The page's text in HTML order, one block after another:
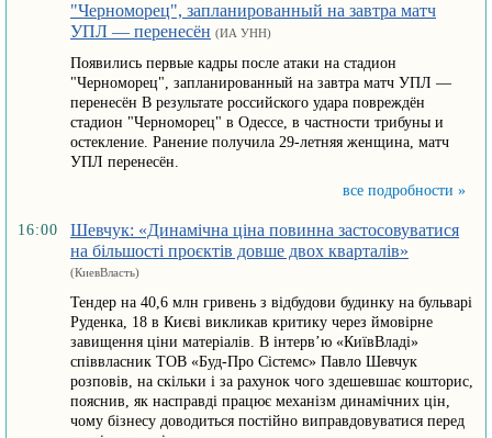
"Черноморец", запланированный на завтра матч
УПЛ — перенесён (ИА УНН)
Появились первые кадры после атаки на стадион
"Черноморец", запланированный на завтра матч УПЛ —
перенесён В результате российского удара повреждён
стадион "Черноморец" в Одессе, в частности трибуны и
остекление. Ранение получила 29-летняя женщина, матч
УПЛ перенесён.
все подробности »
16:00
Шевчук: «Динамічна ціна повинна застосовуватися
на більшості проєктів довше двох кварталів»
(КиевВласть)
Тендер на 40,6 млн гривень з відбудови будинку на бульварі
Руденка, 18 в Києві викликав критику через ймовірне
завищення ціни матеріалів. В інтерв’ю «КиївВладі»
співвласник ТОВ «Буд-Про Сістемс» Павло Шевчук
розповів, на скільки і за рахунок чого здешевшає кошторис,
пояснив, як насправді працює механізм динамічних цін,
чому бізнесу доводиться постійно виправдовуватися перед